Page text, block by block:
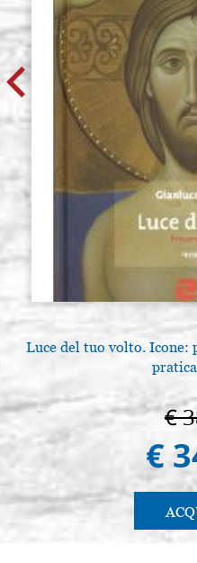
Luce del tuo volto. Icone:
€
€